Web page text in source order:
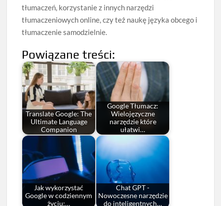
tłumaczeń, korzystanie z innych narzędzi
tłumaczeniowych online, czy też naukę języka obcego i
tłumaczenie samodzielnie.
Powiązane treści:
Translate Google: The
Ultimate Language
Companion
Google Tłumacz:
Wielojęzyczne
narzędzie które
ułatwi…
Jak wykorzystać
Google w codziennym
życiu:…
Chat GPT -
Nowoczesne narzędzie
do inteligentnych…